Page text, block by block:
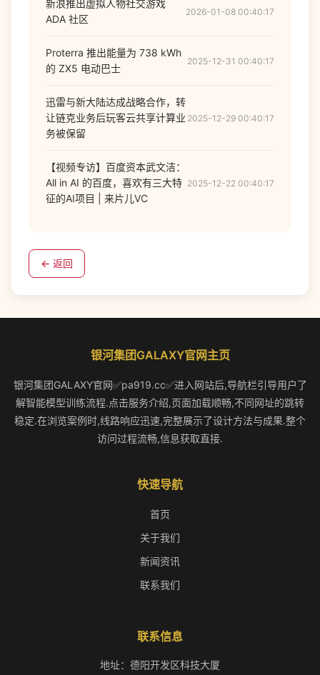
新浪推出虚拟人物社交游戏
ADA 社区
2026-01-08 00:40:17
Proterra 推出能量为 738 kWh
的 ZX5 电动巴士
2025-12-31 00:40:17
迅雷与新大陆达成战略合作，转
让链克业务后玩客云共享计算业
务被保留
2025-12-29 00:40:17
【视频专访】百度资本武文洁：
All in AI 的百度，喜欢有三大特
征的AI项目 | 来片儿VC
2025-12-22 00:40:17
← 返回
银河集团GALAXY官网主页
银河集团GALAXY官网✅pa919.cc✅进入网站后,导航栏引导用户了
解智能模型训练流程.点击服务介绍,页面加载顺畅,不同网址的跳转
稳定.在浏览案例时,线路响应迅速,完整展示了设计方法与成果.整个
访问过程流畅,信息获取直接.
快速导航
首页
关于我们
新闻资讯
联系我们
联系信息
地址：德阳开发区科技大厦